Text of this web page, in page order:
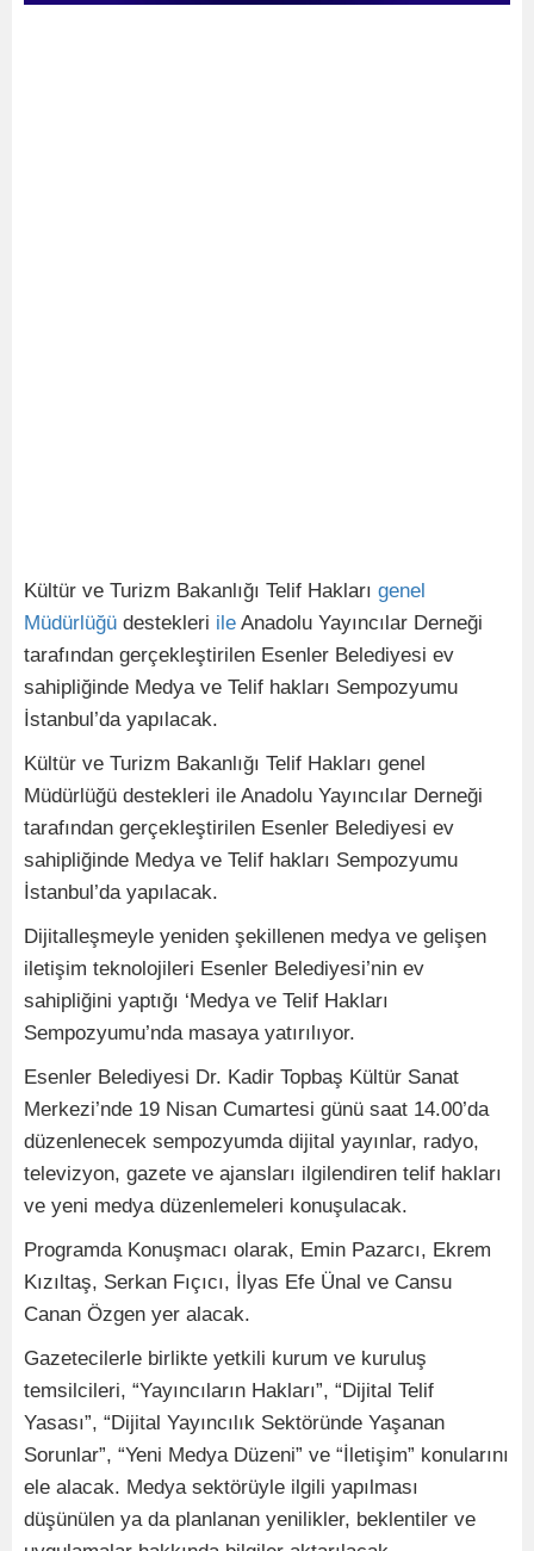
Kültür ve Turizm Bakanlığı Telif Hakları genel
Müdürlüğü destekleri ile Anadolu Yayıncılar Derneği
tarafından gerçekleştirilen Esenler Belediyesi ev
sahipliğinde Medya ve Telif hakları Sempozyumu
İstanbul’da yapılacak.
Kültür ve Turizm Bakanlığı Telif Hakları genel
Müdürlüğü destekleri ile Anadolu Yayıncılar Derneği
tarafından gerçekleştirilen Esenler Belediyesi ev
sahipliğinde Medya ve Telif hakları Sempozyumu
İstanbul’da yapılacak.
Dijitalleşmeyle yeniden şekillenen medya ve gelişen
iletişim teknolojileri Esenler Belediyesi’nin ev
sahipliğini yaptığı ‘Medya ve Telif Hakları
Sempozyumu’nda masaya yatırılıyor.
Esenler Belediyesi Dr. Kadir Topbaş Kültür Sanat
Merkezi’nde 19 Nisan Cumartesi günü saat 14.00’da
düzenlenecek sempozyumda dijital yayınlar, radyo,
televizyon, gazete ve ajansları ilgilendiren telif hakları
ve yeni medya düzenlemeleri konuşulacak.
Programda Konuşmacı olarak, Emin Pazarcı, Ekrem
Kızıltaş, Serkan Fıçıcı, İlyas Efe Ünal ve Cansu
Canan Özgen yer alacak.
Gazetecilerle birlikte yetkili kurum ve kuruluş
temsilcileri, “Yayıncıların Hakları”, “Dijital Telif
Yasası”, “Dijital Yayıncılık Sektöründe Yaşanan
Sorunlar”, “Yeni Medya Düzeni” ve “İletişim” konularını
ele alacak. Medya sektörüyle ilgili yapılması
düşünülen ya da planlanan yenilikler, beklentiler ve